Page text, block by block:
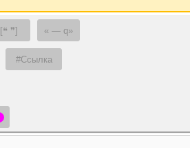
[❝ ❞] — q
#Ссылка